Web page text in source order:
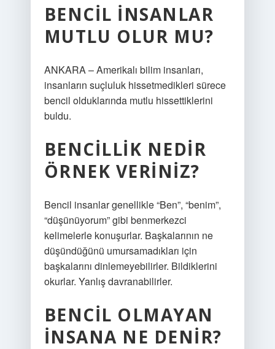
BENCIL INSANLAR
MUTLU OLUR MU?
ANKARA – Amerikalı bilim insanları,
insanların suçluluk hissetmedikleri sürece
bencil olduklarında mutlu hissettiklerini
buldu.
BENCILLIK NEDIR
ÖRNEK VERINIZ?
Bencil insanlar genellikle “Ben”, “benim”,
“düşünüyorum” gibi benmerkezci
kelimelerle konuşurlar. Başkalarının ne
düşündüğünü umursamadıkları için
başkalarını dinlemeyebilirler. Bildiklerini
okurlar. Yanlış davranabilirler.
BENCIL OLMAYAN
INSANA NE DENIR?